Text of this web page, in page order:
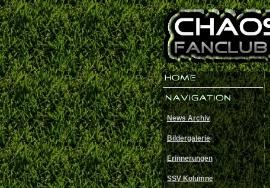
News Archiv
Bildergalerie
Erinnerungen
SSV Kolumne